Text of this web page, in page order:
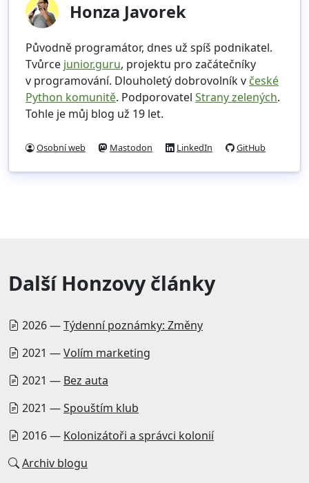
Honza Javorek
Původně programátor, dnes už spíš podnikatel.
Tvůrce junior.guru, projektu pro začátečníky
v programování. Dlouholetý dobrovolník v české
Python komunitě. Podporovatel Strany zelených.
Tohle je můj blog už 19 let.
Osobní web Mastodon LinkedIn GitHub
Další Honzovy články
2026 —Týdenní poznámky: Změny
2021 —Volím marketing
2021 — Bez auta
2021 —Spouštím klub
2016 — Kolonizátoři a správci kolonií
Archiv blogu